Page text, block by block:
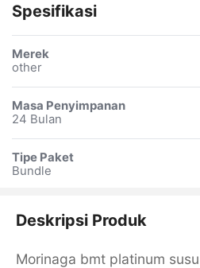
Spesifikasi
Merek
other
Masa Penyimpanan
24 Bulan
Tipe Paket
Bundle
Deskripsi Produk
Morinaga bmt platinum